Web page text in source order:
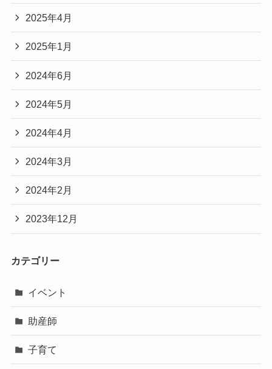
2025年4月
2025年1月
2024年6月
2024年5月
2024年4月
2024年3月
2024年2月
2023年12月
カテゴリー
イベント
助産師
子育て